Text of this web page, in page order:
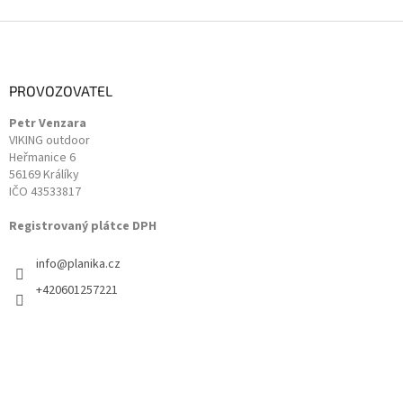
PROVOZOVATEL
Petr Venzara
VIKING outdoor
Heřmanice 6
56169 Králíky
IČO 43533817
Registrovaný plátce DPH
info@planika.cz
+420601257221